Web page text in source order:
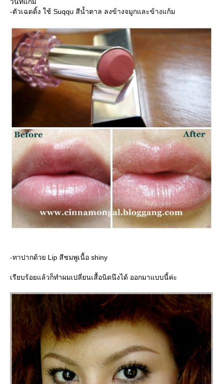
-ตัวเฉดดิ้ง ใช้ Suqqu สีน้ำตาล ลงข้างจมูกและข้างแก้ม
-ทาปากด้วย Lip สีชมพูเนื้อ shiny
เรียบร้อยแล้วก็ทำผมเปลี่ยนเสื้อนิดนึงได้ ออกมาแบบนี้ค่ะ